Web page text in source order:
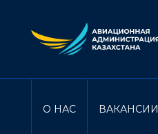
О НАС ВАКАНСИИ